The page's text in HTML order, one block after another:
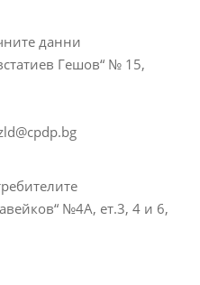
данни
Гешов“ № 15,
№4А, ет.3, 4 и 6,